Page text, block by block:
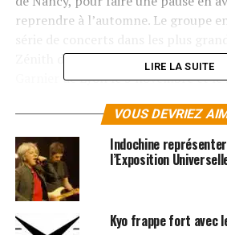
reprendre à l’automne. Le groupe
Zénith de Nantes les 23 et 24
Garnier de Lyon le 5 novembre et
Ce luni, nos confrères du Parisien
que le groupe se produira bel et bien
l’année prochaine, pour la
de la « Black City Tour ». Ce concert
disponibles sur
iTunesetAmazon!
LIRE LA SUITE
VOUS DEVRIEZ
Indochine
l’Exposition
Kyo frappe fort avec